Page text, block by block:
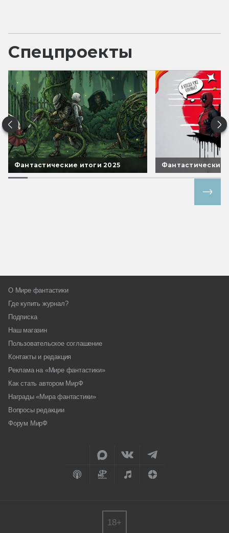
Спецпроекты
Фантастические итоги 2025 Фантастические
О Мире фантастики
Где купить журнал?
Подписка
Наш магазин
Пользовательское соглашение
Контакты и редакция
Реклама на «Мире фантастики»
Как стать автором МирФ
Награды «Мира фантастики»
Вопросы редакции
Форум МирФ
18+